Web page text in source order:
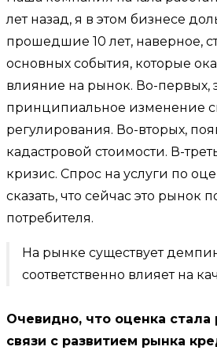
лет назад, я в этом бизнесе
прошедшие 10 лет, наверное,
основных события, которые
влияние на рынок. Во-первых,
принципиальное изменение
регулирования. Во-вторых,
кадастровой стоимости. В-
кризис. Спрос на услуги по
сказать, что сейчас это рынок
потребителя.
На рынке существует
соответственно влияет на
Очевидно, что оценка стала
связи с развитием рынка